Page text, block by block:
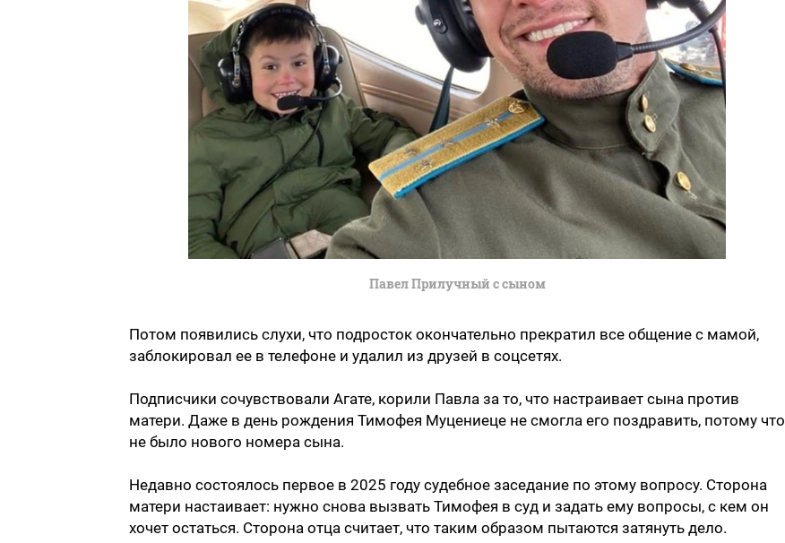
Павел Прилучный с сыном
Потом появились слухи, что подросток окончательно прекратил все общение с мамой,
заблокировал ее в телефоне и удалил из друзей в соцсетях.
Подписчики сочувствовали Агате, корили Павла за то, что настраивает сына против
матери. Даже в день рождения Тимофея Муцениеце не смогла его поздравить, потому что
не было нового номера сына.
Недавно состоялось первое в 2025 году судебное заседание по этому вопросу. Сторона
матери настаивает: нужно снова вызвать Тимофея в суд и задать ему вопросы, с кем он
хочет остаться. Сторона отца считает, что таким образом пытаются затянуть дело.